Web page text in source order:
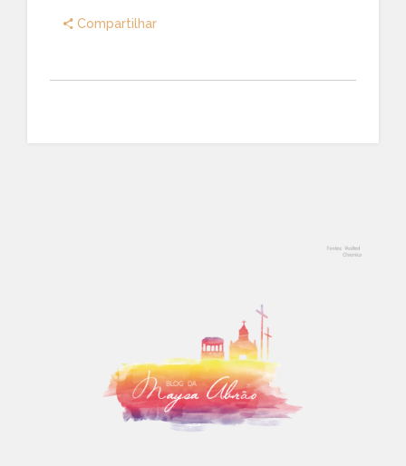
Compartilhar